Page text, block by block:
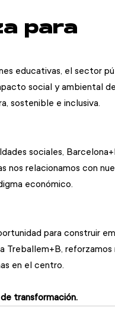
para
educativas, el sector
social y ambiental
sostenible e inclusiva.
sociales,
nos relacionamos con
económico.
para construir
Treballem+B, reforzamos
en el centro.
transformación.